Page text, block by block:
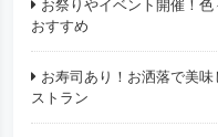
お祭りやイベント開催！
おすすめ
お寿司あり！お洒落で美
ストラン